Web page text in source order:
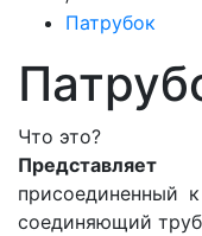
Патрубок
Что это?
Представляет
присоединенный
соединяющий